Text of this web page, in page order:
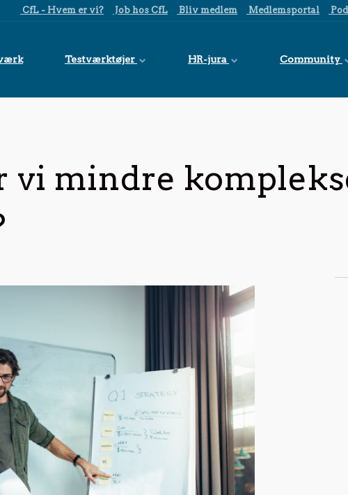
CfL - Hvem er vi? Job hos CfL Bliv medlem Medlemsportal
Testværktøjer HR-jura Community
vi mindre